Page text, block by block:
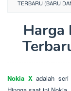
TERBARU (BARU
Harga
Nokia X adalah